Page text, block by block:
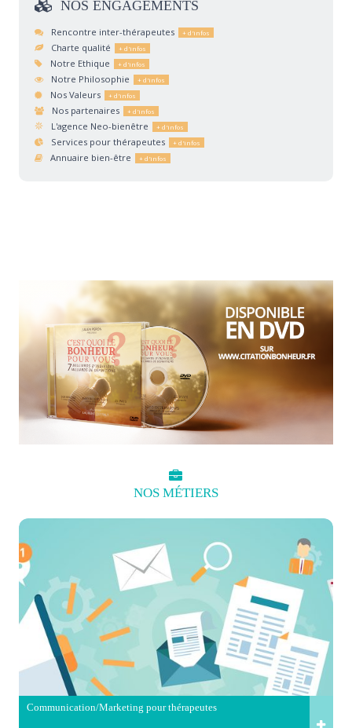
NOS ENGAGEMENTS
Rencontre inter-thérapeutes
Charte qualité
Notre Ethique
Notre Philosophie
Nos Valeurs
Nos partenaires
L'agence Neo-bienêtre
Services pour thérapeutes
Annuaire bien-être
NOS MÉTIERS
Communication/Marketing pour thérapeutes